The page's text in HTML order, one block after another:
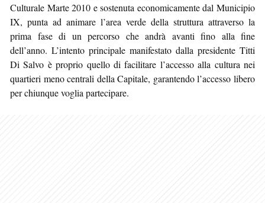
Culturale Marte 2010 e sostenuta economicamente dal Municipio
IX, punta ad animare l’area verde della struttura attraverso la
prima fase di un percorso che andrà avanti fino alla fine
dell’anno. L’intento principale manifestato dalla presidente Titti
Di Salvo è proprio quello di facilitare l’accesso alla cultura nei
quartieri meno centrali della Capitale, garantendo l’accesso libero
per chiunque voglia partecipare.